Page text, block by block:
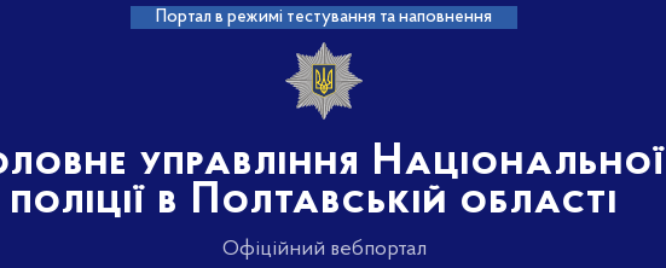
Портал в режимі тестування та наповнення
управління Національної
поліції в Полтавській області
Офіційний вебпортал